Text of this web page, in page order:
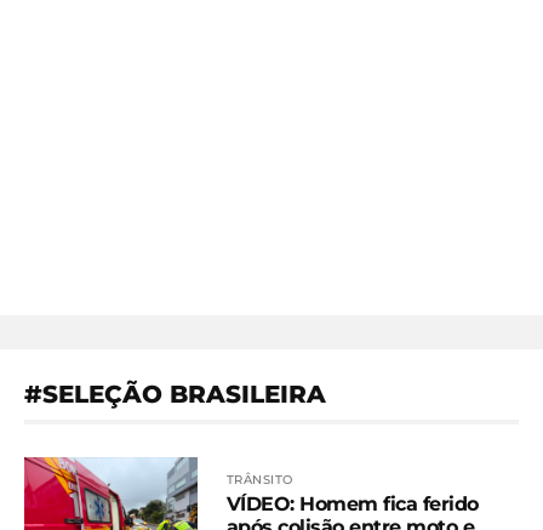
#SELEÇÃO BRASILEIRA
TRÂNSITO
VÍDEO: Homem fica ferido